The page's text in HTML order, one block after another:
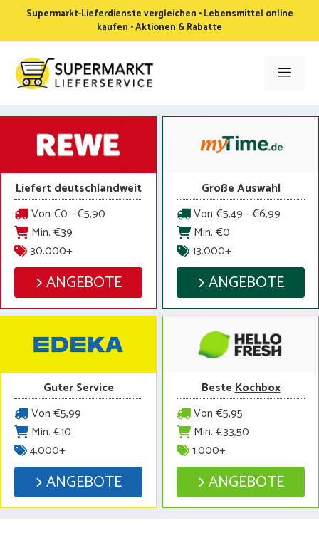
springen
Supermarkt-Lieferdienste vergleichen • Lebensmittel online
kaufen • Aktionen & Rabatte
Menü
Liefert deutschlandweit
Von €0 - €5,90
Min. €39
30.000+
ANGEBOTE
Große Auswahl
Von €5,49 - €6,99
Min. €0
13.000+
ANGEBOTE
Guter Service
Von €5,99
Min. €10
4.000+
ANGEBOTE
BesteKochbox
Von €5,95
Min. €33,50
1.000+
ANGEBOTE